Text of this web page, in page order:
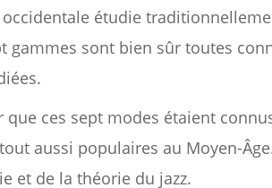
étudie
gammes sont bien sûr toutes
que ces sept modes étaient
aussi populaires au Moyen-
et de la théorie du jazz.